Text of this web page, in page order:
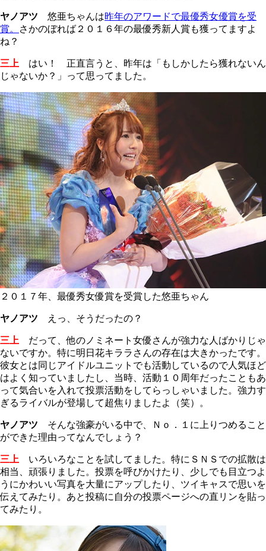
ヤノアツ 悠亜ちゃんは昨年のアワードで最優秀女優賞を受
賞。
さかのぼれば２０１６年の最優秀新人賞も獲ってますよ
ね？
三上 はい！ 正直言うと、昨年は「もしかしたら獲れないん
じゃないか？」って思ってました。
２０１７年、最優秀女優賞を受賞した悠亜ちゃん
ヤノアツ えっ、そうだったの？
三上 だって、他のノミネート女優さんが強力な人ばかりじゃ
ないですか。特に明日花キララさんの存在は大きかったです。
彼女とは同じアイドルユニットでも活動しているので人気ほど
はよく知っていましたし、当時、活動１０周年だったこともあ
って気合いを入れて投票活動をしてらっしゃいました。強力す
ぎるライバルが登場して超焦りましたよ（笑）。
ヤノアツ そんな強豪がいる中で、Ｎｏ．１に上りつめること
ができた理由ってなんでしょう？
三上 いろいろなことを試してました。特にＳＮＳでの拡散は
相当、頑張りました。投票を呼びかけたり、少しでも目立つよ
うにかわいい写真を大量にアップしたり、ツイキャスで思いを
伝えてみたり。あと投稿に自分の投票ページへの直リンを貼っ
てみたり。